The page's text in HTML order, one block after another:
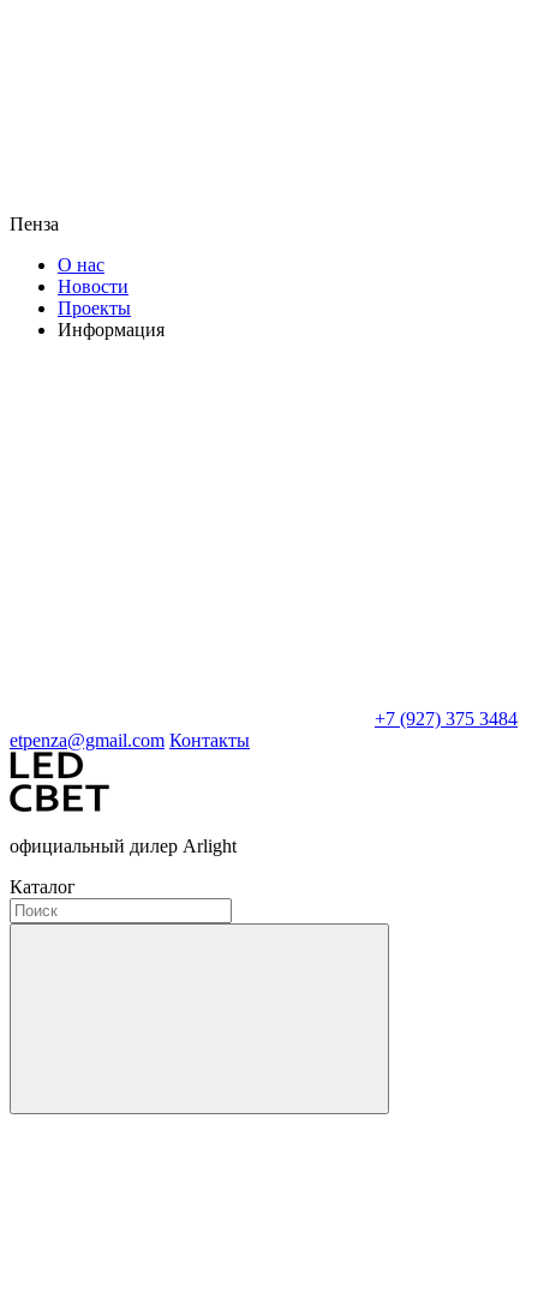
Пенза
О нас
Новости
Проекты
Информация
+7 (927) 375 3484
etpenza@gmail.com Контакты
официальный дилер Arlight
Каталог